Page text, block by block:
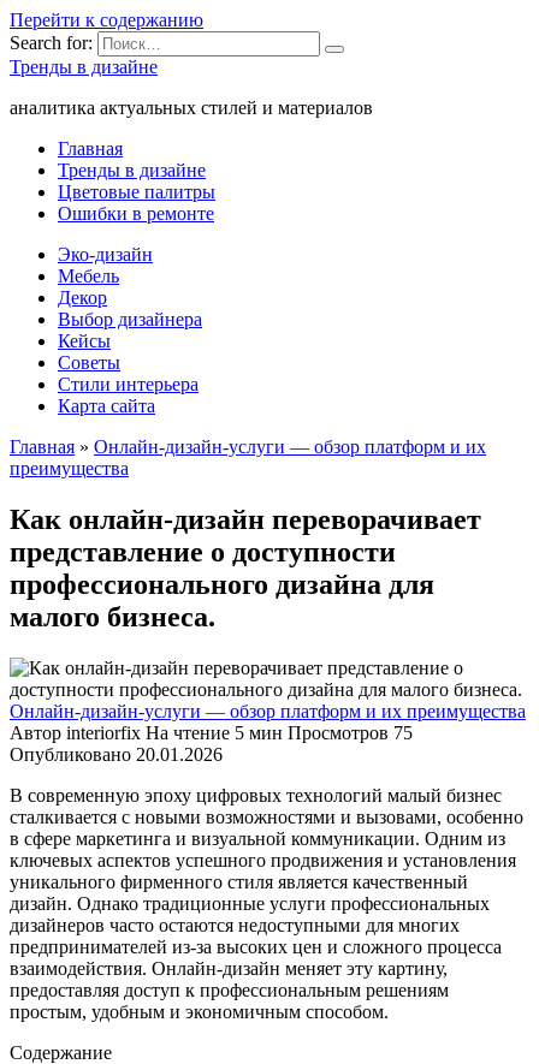
Перейти к содержанию
Search for:
Тренды в дизайне
аналитика актуальных стилей и материалов
Главная
Тренды в дизайне
Цветовые палитры
Ошибки в ремонте
Эко-дизайн
Мебель
Декор
Выбор дизайнера
Кейсы
Советы
Стили интерьера
Карта сайта
Главная » Онлайн-дизайн-услуги — обзор платформ и их
преимущества
Как онлайн-дизайн переворачивает
представление о доступности
профессионального дизайна для
малого бизнеса.
Онлайн-дизайн-услуги — обзор платформ и их преимущества
Автор interiorfix На чтение 5 мин Просмотров 75
Опубликовано 20.01.2026
В современную эпоху цифровых технологий малый бизнес
сталкивается с новыми возможностями и вызовами, особенно
в сфере маркетинга и визуальной коммуникации. Одним из
ключевых аспектов успешного продвижения и установления
уникального фирменного стиля является качественный
дизайн. Однако традиционные услуги профессиональных
дизайнеров часто остаются недоступными для многих
предпринимателей из-за высоких цен и сложного процесса
взаимодействия. Онлайн-дизайн меняет эту картину,
предоставляя доступ к профессиональным решениям
простым, удобным и экономичным способом.
Содержание